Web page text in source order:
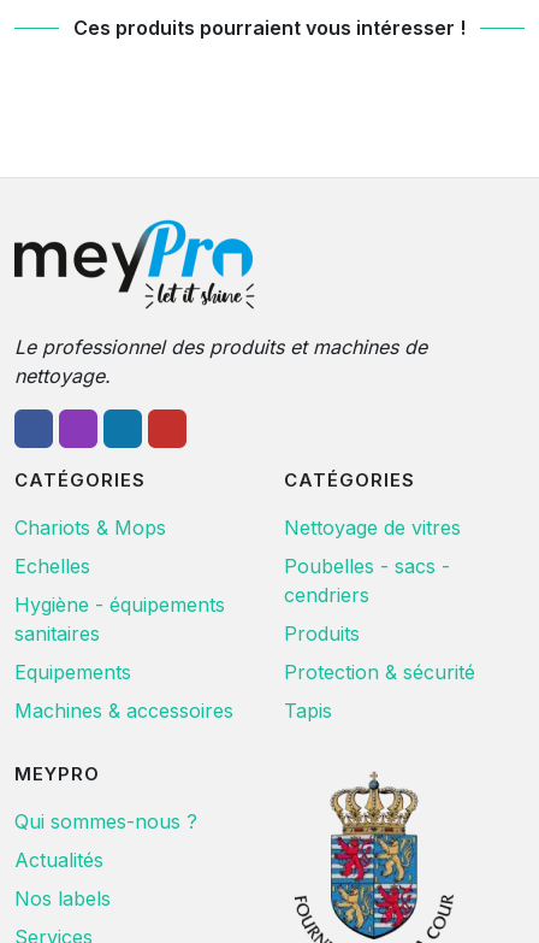
Ces produits pourraient vous intéresser !
Le professionnel des produits et machines de
nettoyage.
CATÉGORIES
Chariots & Mops
Echelles
Hygiène - équipements
sanitaires
Equipements
Machines & accessoires
CATÉGORIES
Nettoyage de vitres
Poubelles - sacs -
cendriers
Produits
Protection & sécurité
Tapis
MEYPRO
Qui sommes-nous ?
Actualités
Nos labels
Services